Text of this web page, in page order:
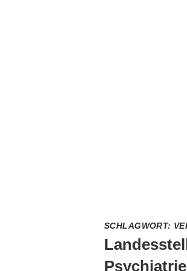
SCHLAGWORT: